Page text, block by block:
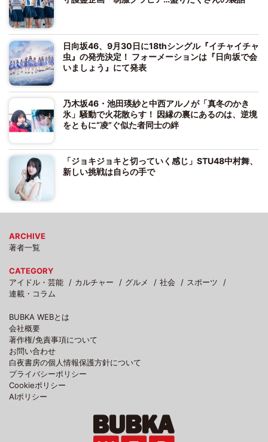
日向坂46、9月30日に18thシングル『イチャイチャ
虫』の発売決定！ フォーメーションは『日向坂で会
いましょう』にて発表
乃木坂46・池田瑛紗と中西アルノが「真冬のかき
氷」騒動で火花散らす！ 因縁の裏にあるのは、逆境
をともに“凌”ぐ似た者同士の絆
「ジョキジョキと切っていく感じ」STU48中村舞、
新しい挑戦は自らの手で
ARCHIVE
著者一覧
CATEGORY
アイドル・芸能
カルチャー グルメ 社会
スポーツ
連載・コラム
BUBKA WEBとは
会社概要
著作権/免責事項について
お問い合わせ
白夜書房の個人情報保護方針について
プライバシーポリシー
Cookieポリシー
AIポリシー